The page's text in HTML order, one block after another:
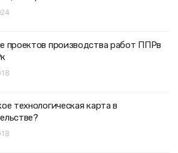
проектов производства работ ППРв
технологическая карта в